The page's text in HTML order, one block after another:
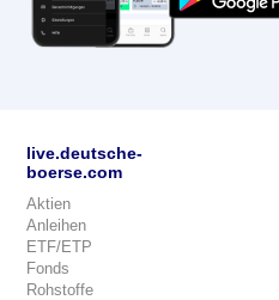
live.deutsche-
boerse.com
Aktien
Anleihen
ETF/ETP
Fonds
Rohstoffe